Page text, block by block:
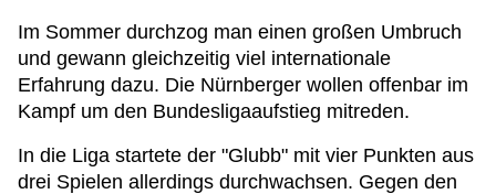
Im Sommer durchzog man einen großen Umbruch
und gewann gleichzeitig viel internationale
Erfahrung dazu. Die Nürnberger wollen offenbar im
Kampf um den Bundesligaaufstieg mitreden.
In die Liga startete der "Glubb" mit vier Punkten aus
drei Spielen allerdings durchwachsen. Gegen den